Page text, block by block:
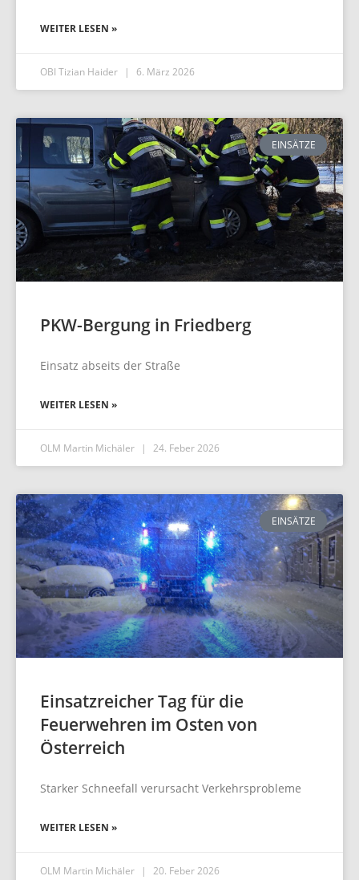
WEITER LESEN »
OBI Tizian Haider 6. März 2026
EINSÄTZE
PKW-Bergung in Friedberg
Einsatz abseits der Straße
WEITER LESEN »
OLM Martin Michäler 24. Feber 2026
EINSÄTZE
Einsatzreicher Tag für die
Feuerwehren im Osten von
Österreich
Starker Schneefall verursacht Verkehrsprobleme
WEITER LESEN »
OLM Martin Michäler 20. Feber 2026